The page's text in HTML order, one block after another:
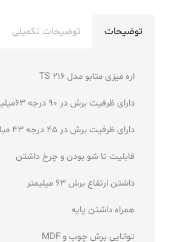
توضیحات توضیحات تکمیلی
اره میزی متابو مدل TS 216
دارای ظرفیت برش در 90 درجه 63میلیمتر
دارای ظرفیت برش در 45 درجه 43 میلیمتر
قابلیت تا شو بودن و چرخ داشتن
داشتن ارتفاع برش 63 میلیمتر
همراه داشتن پایه
توانایی برش چوب و MDF